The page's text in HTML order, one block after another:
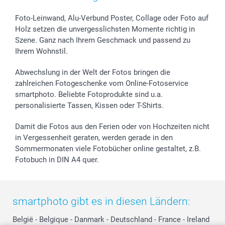
Widerrufsrecht
Zu allen Anlässen
Status der Bestellung
smartfriends
smartgarantie
smartbonus
Foto-Leinwand, Alu-Verbund Poster, Collage oder Foto auf
Holz setzen die unvergesslichsten Momente richtig in
Szene. Ganz nach Ihrem Geschmack und passend zu
Ihrem Wohnstil.
Abwechslung in der Welt der Fotos bringen die
zahlreichen Fotogeschenke vom Online-Fotoservice
smartphoto. Beliebte Fotoprodukte sind u.a.
personalisierte Tassen, Kissen oder T-Shirts.
Damit die Fotos aus den Ferien oder von Hochzeiten nicht
in Vergessenheit geraten, werden gerade in den
Sommermonaten viele Fotobücher online gestaltet, z.B.
Fotobuch in DIN A4 quer.
smartphoto gibt es in diesen Ländern:
België - Belgique - Danmark - Deutschland - France - Ireland